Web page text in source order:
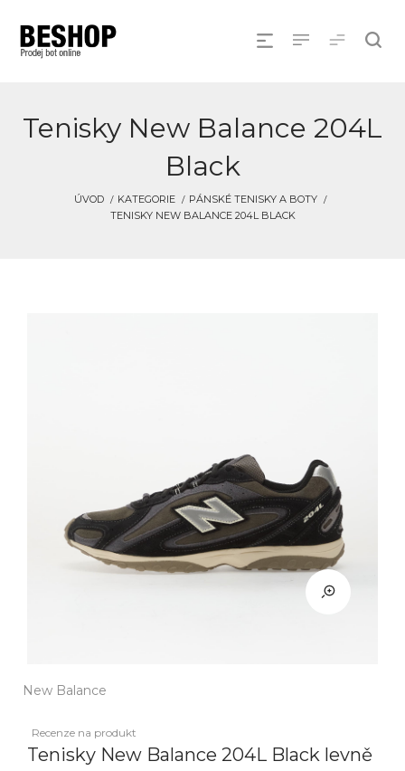
Tenisky New Balance 204L
Black
ÚVOD KATEGORIE
PÁNSKÉ TENISKY A BOTY
TENISKY NEW BALANCE 204L BLACK
New Balance
Recenze na produkt
Tenisky New Balance 204L Black levně